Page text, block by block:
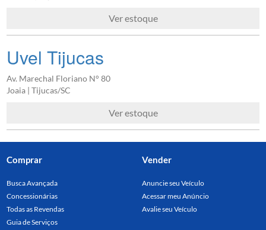
Ver estoque
Uvel Tijucas
Av. Marechal Floriano N° 80
Joaia | Tijucas/SC
Ver estoque
Comprar
Busca Avançada
Concessionárias
Todas as Revendas
Guia de Serviços
Vender
Anuncie seu Veículo
Acessar meu Anúncio
Avalie seu Veículo